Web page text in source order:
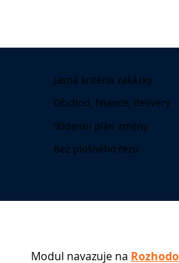
Jasná kritéria zakázky
Obchod, finance, delivery
90denní plán změny
Bez plošného řezu
Modul navazuje na